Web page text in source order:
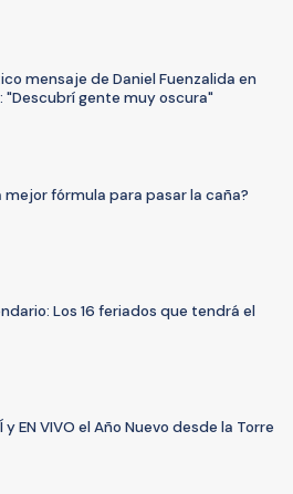
mensaje de Daniel Fuenzalida en
"Descubrí gente muy oscura"
mejor fórmula para pasar la caña?
Los 16 feriados que tendrá el
y EN VIVO el Año Nuevo desde la Torre